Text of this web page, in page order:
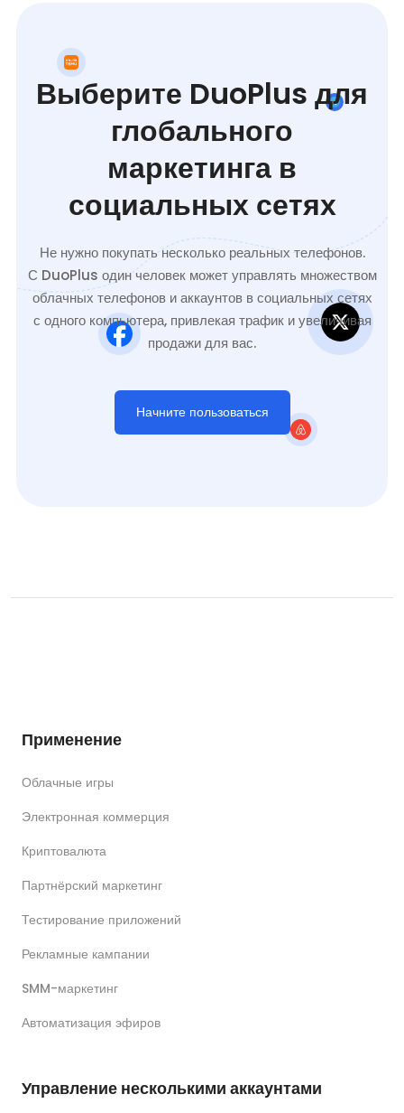
Выберите DuoPlus для
глобального
маркетинга в
социальных сетях
Не нужно покупать несколько реальных телефонов.
С DuoPlus один человек может управлять множеством
облачных телефонов и аккаунтов в социальных сетях
с одного компьютера, привлекая трафик и увеличивая
продажи для вас.
Начните пользоваться
Применение
Облачные игры
Электронная коммерция
Криптовалюта
Партнёрский маркетинг
Тестирование приложений
Рекламные кампании
SMM-маркетинг
Автоматизация эфиров
Управление несколькими аккаунтами